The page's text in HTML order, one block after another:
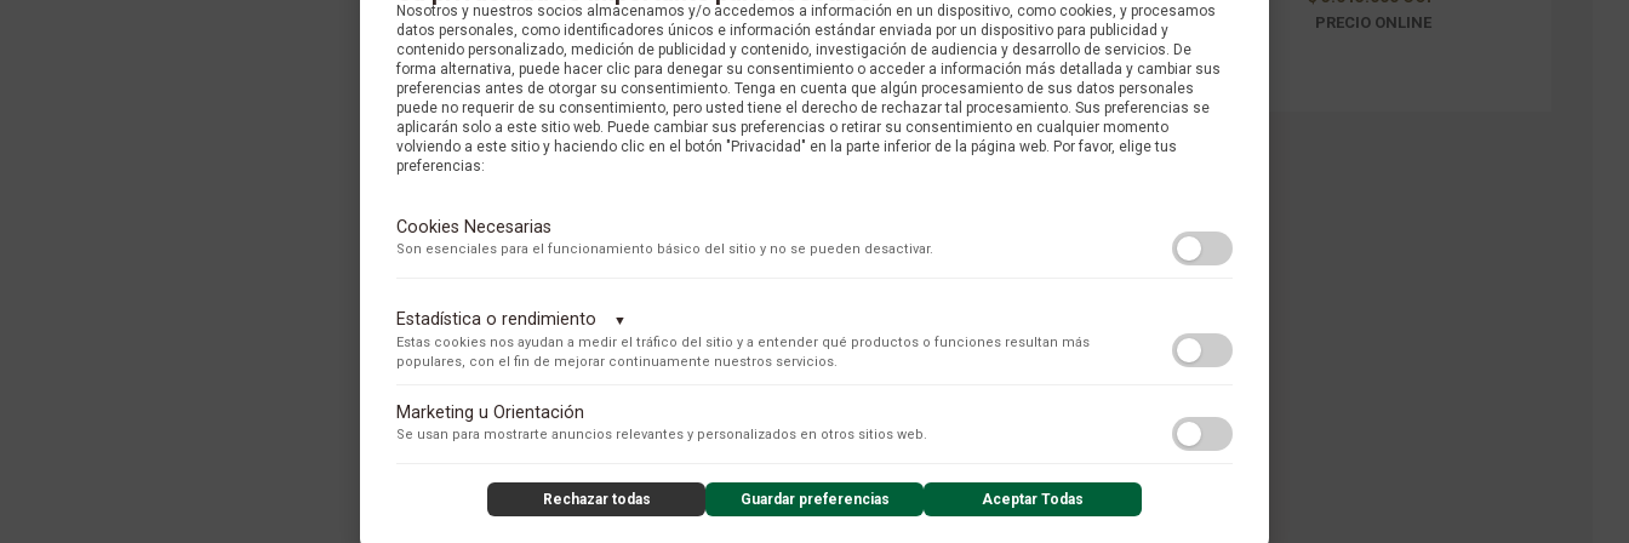
PRECIO ONLINE PRECIO ONLINE PRECIO ONLINE
GLAUSER
GLAUSER
Nosotros y nuestros socios almacenamos y/o accedemos a información en un dispositivo, como cookies, y procesamos
datos personales, como identificadores únicos e información estándar enviada por un dispositivo para publicidad y
contenido personalizado, medición de publicidad y contenido, investigación de audiencia y desarrollo de servicios. De
forma alternativa, puede hacer clic para denegar su consentimiento o acceder a información más detallada y cambiar sus
preferencias antes de otorgar su consentimiento. Tenga en cuenta que algún procesamiento de sus datos personales
puede no requerir de su consentimiento, pero usted tiene el derecho de rechazar tal procesamiento. Sus preferencias se
aplicarán solo a este sitio web. Puede cambiar sus preferencias o retirar su consentimiento en cualquier momento
volviendo a este sitio y haciendo clic en el botón "Privacidad" en la parte inferior de la página web. Por favor, elige tus
preferencias:
Cookies Necesarias
Son esenciales para el funcionamiento básico del sitio y no se pueden desactivar.
Estadística o rendimiento ▼
Estas cookies nos ayudan a medir el tráfico del sitio y a entender qué productos o funciones resultan más
populares, con el fin de mejorar continuamente nuestros servicios.
Adobe Analytics
Utilizamos Adobe Analytics para recopilar datos de uso anónimos, lo que nos permite analizar el rendimiento de nuestro contenido y las interacciones de
los usuarios.
ContentSquare
Marketing u Orientación
Se usan para mostrarte anuncios relevantes y personalizados en otros sitios web.
Rechazar todas Guardar preferencias Aceptar Todas